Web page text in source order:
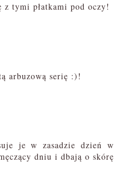
z tymi płatkami pod oczy!
arbuzową serię :)!
je w zasadzie dzień w
dniu i dbają o skórę